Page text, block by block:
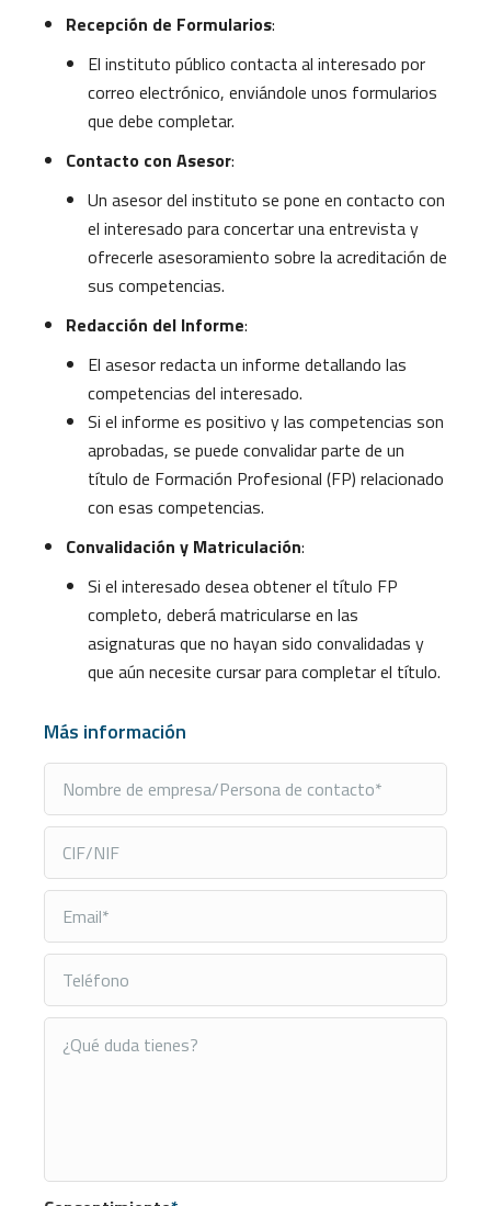
Recepción de Formularios:
El instituto público contacta al interesado por
correo electrónico, enviándole unos formularios
que debe completar.
Contacto con Asesor:
Un asesor del instituto se pone en contacto con
el interesado para concertar una entrevista y
ofrecerle asesoramiento sobre la acreditación de
sus competencias.
Redacción del Informe:
El asesor redacta un informe detallando las
competencias del interesado.
Si el informe es positivo y las competencias son
aprobadas, se puede convalidar parte de un
título de Formación Profesional (FP) relacionado
con esas competencias.
Convalidación y Matriculación:
Si el interesado desea obtener el título FP
completo, deberá matricularse en las
asignaturas que no hayan sido convalidadas y
que aún necesite cursar para completar el título.
Más información